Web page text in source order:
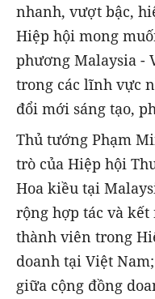
nhanh, vượt bậc,
Hiệp hội mong
phương Malaysia -
trong các lĩnh vực
đổi mới sáng tạo,
Thủ tướng Phạm
trò của Hiệp hội
Hoa kiều tại
rộng hợp tác và kết
thành viên trong
doanh tại Việt
giữa cộng đồng